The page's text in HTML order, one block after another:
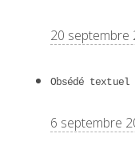
20 septembre
Obsédé textuel
6 septembre